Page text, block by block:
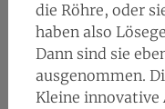
die Röhre, oder
haben also
Dann sind sie
ausgenommen.
Kleine